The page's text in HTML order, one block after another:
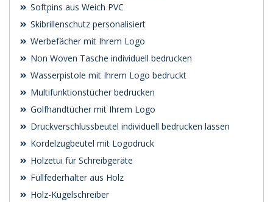
Softpins aus Weich PVC
Skibrillenschutz personalisiert
Werbefächer mit Ihrem Logo
Non Woven Tasche individuell bedrucken
Wasserpistole mit Ihrem Logo bedruckt
Multifunktionstücher bedrucken
Golfhandtücher mit Ihrem Logo
Druckverschlussbeutel individuell bedrucken lassen
Kordelzugbeutel mit Logodruck
Holzetui für Schreibgeräte
Füllfederhalter aus Holz
Holz-Kugelschreiber